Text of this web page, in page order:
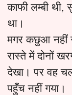
काफी लम्बी
था।
मगर कछुआ नहीं
रास्ते में दोनों
देखा। पर वह
पहुँच नहीं गया।